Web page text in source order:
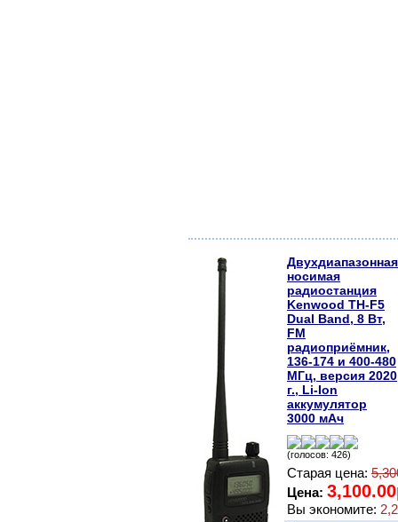
Двухдиапазонная
носимая
радиостанция
Kenwood TH-F5
Dual Band, 8 Вт,
FM
радиоприёмник,
136-174 и 400-480
МГц, версия 2020
г., Li-Ion
аккумулятор
3000 мАч
(голосов: 426)
Старая цена:
Цена:
Вы экономите: